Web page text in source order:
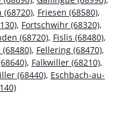
, Friesen (68580),
, Fortschwihr (68320),
(68720), Fislis (68480),
, Fellering (68470),
, Falkwiller (68210),
(68440), Eschbach-au-